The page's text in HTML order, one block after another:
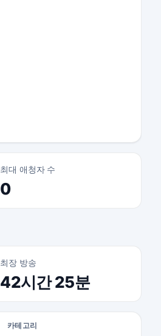
최대 애청자 수
0
최장 방송
42시간 25분
카테고리